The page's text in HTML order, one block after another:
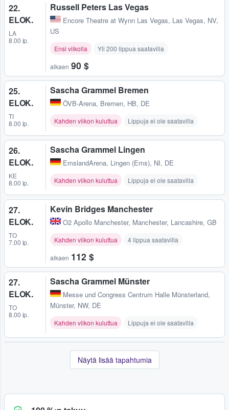
22.
ELOK.
LA
8.00 ip.
Russell Peters Las Vegas
Encore Theatre at Wynn Las Vegas, Las Vegas, NV,
US
Ensi viikolla Yli 200 lippua saatavilla
alkaen 90 $
25.
ELOK.
TI
8.00 ip.
Sascha Grammel Bremen
ÖVB-Arena, Bremen, HB, DE
Kahden viikon kuluttua Lippuja ei ole saatavilla
26.
ELOK.
KE
8.00 ip.
Sascha Grammel Lingen
EmslandArena, Lingen (Ems), NI, DE
Kahden viikon kuluttua Lippuja ei ole saatavilla
27.
ELOK.
TO
7.00 ip.
Kevin Bridges Manchester
O2 Apollo Manchester, Manchester, Lancashire, GB
Kahden viikon kuluttua 4 lippua saatavilla
alkaen 112 $
27.
ELOK.
TO
8.00 ip.
Sascha Grammel Münster
Messe und Congress Centrum Halle Münsterland,
Münster, NW, DE
Kahden viikon kuluttua Lippuja ei ole saatavilla
Näytä lisää tapahtumia